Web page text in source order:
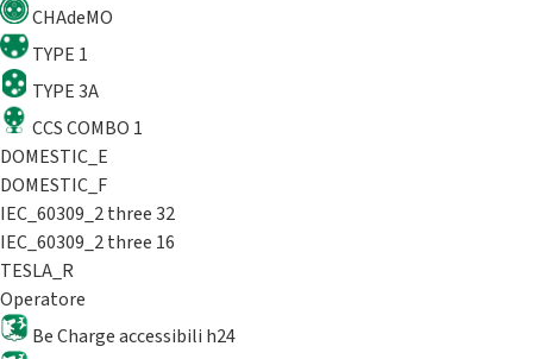
CHAdeMO
TYPE 1
TYPE 3A
CCS COMBO 1
DOMESTIC_E
DOMESTIC_F
IEC_60309_2 three 32
IEC_60309_2 three 16
TESLA_R
Operatore
Be Charge accessibili h24